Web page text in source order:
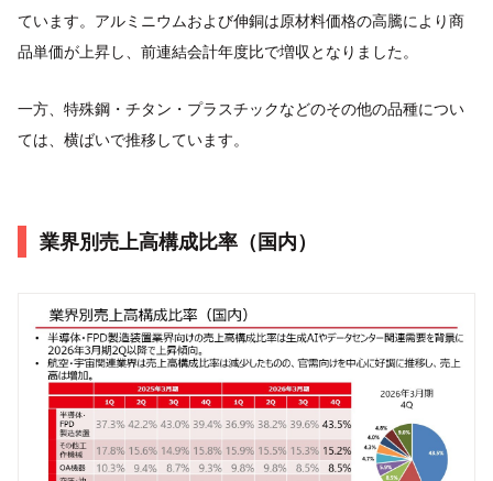
ています。アルミニウムおよび伸銅は原材料価格の高騰により商
品単価が上昇し、前連結会計年度比で増収となりました。
一方、特殊鋼・チタン・プラスチックなどのその他の品種につい
ては、横ばいで推移しています。
業界別売上高構成比率（国内）